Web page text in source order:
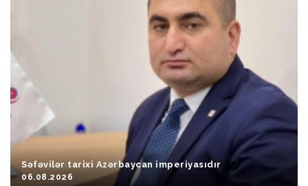
Səfəvilər tarixi Azərbaycan imperiyasıdır
06.08.2026